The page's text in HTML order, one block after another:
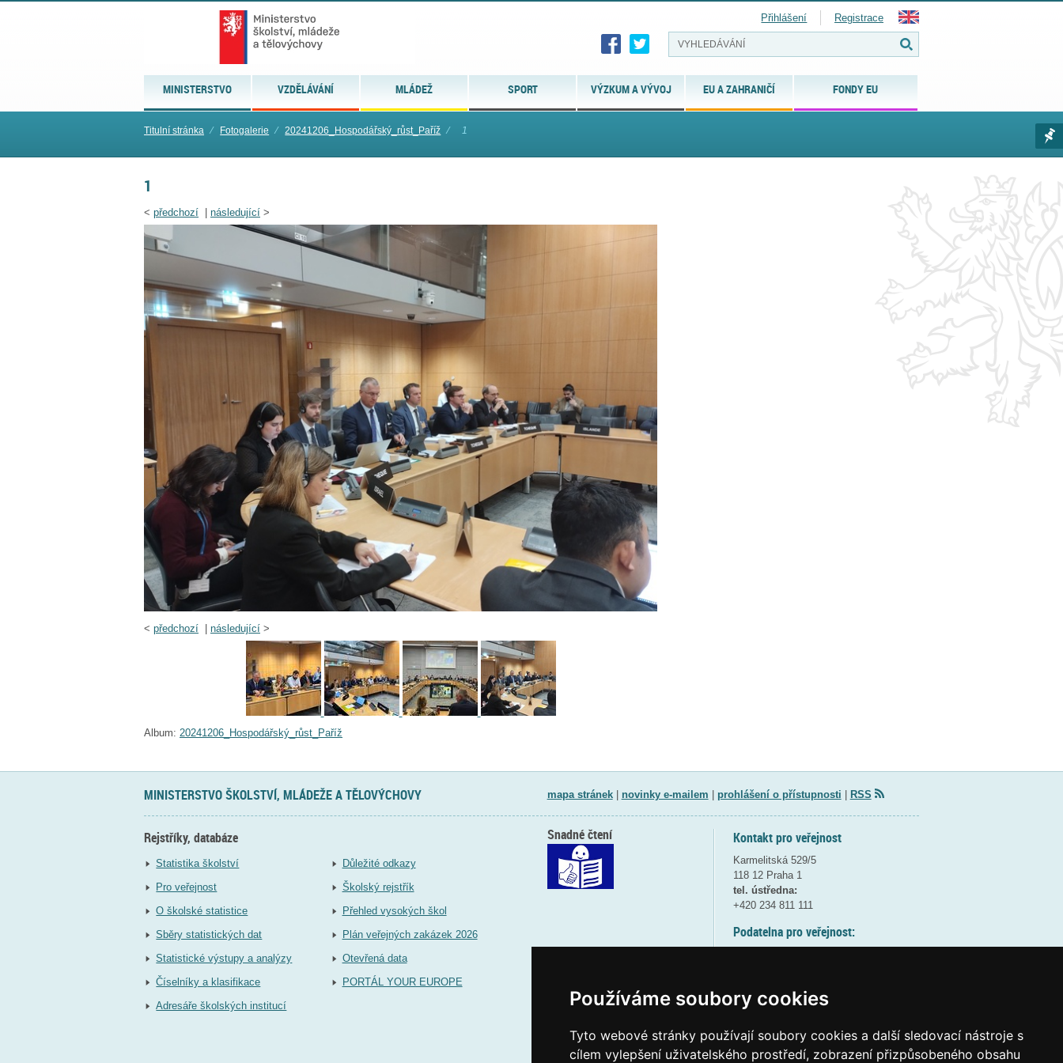
Používáme soubory cookies
Tyto webové stránky používají soubory cookies a další sledovací nástroje s
cílem vylepšení uživatelského prostředí, zobrazení přizpůsobeného obsahu
MINISTERSTVO VZDĚLÁVÁNÍ MLÁDEŽ SPORT VÝZKUM A VÝVOJ EU A ZAHRANIČÍ FONDY EU
Přihlášení Registrace
Titulní stránka ⁄ Fotogalerie ⁄ 20241206_Hospodářský_růst_Paříž ⁄ 1
1
< předchozí následující >
< předchozí následující >
Album: 20241206_Hospodářský_růst_Paříž
MINISTERSTVO ŠKOLSTVÍ, MLÁDEŽE A TĚLOVÝCHOVY mapa stránek| novinky e-mailem prohlášení o přístupnosti RSS
Rejstříky, databáze
Statistika školství
Pro veřejnost
O školské statistice
Sběry statistických dat
Statistické výstupy a analýzy
Číselníky a klasifikace
Adresáře školských institucí
Důležité odkazy
Školský rejstřík
Přehled vysokých škol
Plán veřejných zakázek 2026
Otevřená data
PORTÁL YOUR EUROPE
Kontakt pro veřejnost
Karmelitská 529/5
118 12 Praha 1
tel. ústředna:
+420 234 811 111
Podatelna pro veřejnost:
(více informací
Elektronická podatelna:
Snadné čtení